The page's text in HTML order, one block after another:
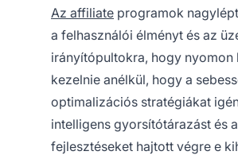
Az affiliate programok
a felhasználói élményt és az
irányítópultokra, hogy nyomon
kezelnie anélkül, hogy a
optimalizációs stratégiákat
intelligens gyorsítótárazást és
fejlesztéseket hajtott végre e